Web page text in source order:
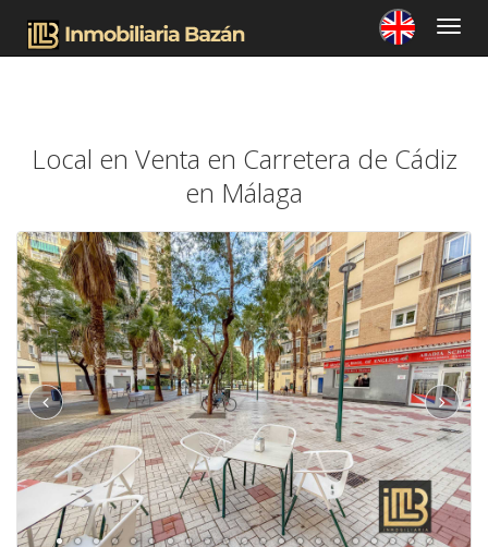
Local en Venta en Carretera de Cádiz
en Málaga